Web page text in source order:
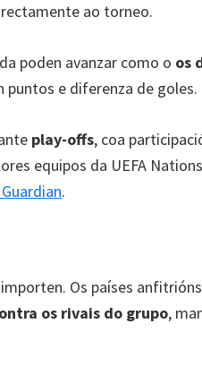
ao torneo.
poden avanzar como o os
puntos e diferenza de goles.
play-offs, coa
equipos da UEFA
.
Os países
os rivais do grupo,